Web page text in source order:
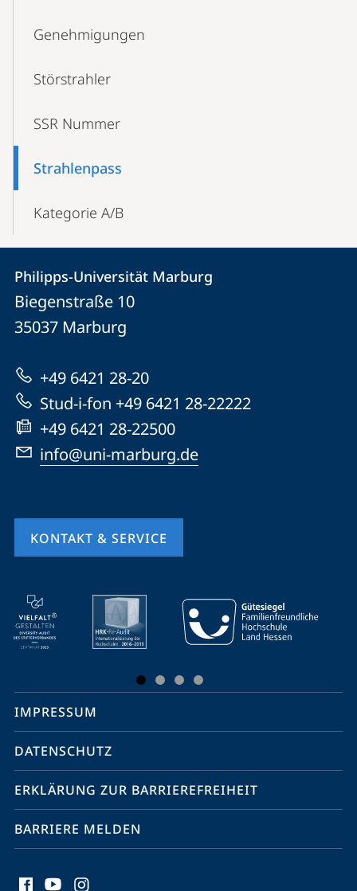
Genehmigungen
Störstrahler
SSR Nummer
Strahlenpass
Kategorie A/B
Kontakt
und
Informationen
zur
Website
Kontaktinformationen
Philipps-
Universität
Marburg
Philipps-Universität Marburg
Biegenstraße 10
35037 Marburg
+49 6421 28-20
Stud-i-fon +49 6421 28-22222
+49 6421 28-22500
info@uni-marburg.de
KONTAKT & SERVICE
Mobile-
Service-
Navigation
Social
Media
Kontakte
IMPRESSUM
DATENSCHUTZ
ERKLÄRUNG ZUR BARRIEREFREIHEIT
BARRIERE MELDEN